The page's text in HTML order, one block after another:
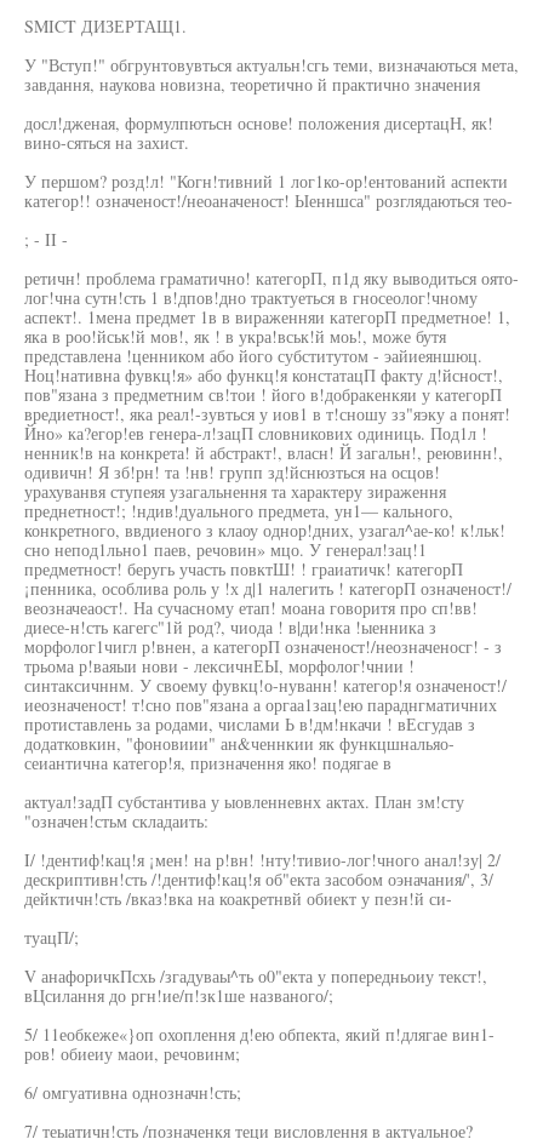
SMICT ДИЗЕРТАЩ1.
У "Вступ!" обгрунтовувться актуальн!сгь теми, визначаються мета,
завдання, наукова новизна, теоретично й практично значения
досл!дженая, формулпютьсн основе! положения дисертацН, як!
вино-сяться на захист.
У першом? розд!л! "Когн!тивний 1 лог1ко-ор!ентований аспекти
категор!! означеност!/неоаначеност! Ыенншса" розглядаються тео-
; - II -
ретичн! проблема граматично! категорП, п1д яку выводиться оято-
лог!чна сутн!сть 1 в!дпов!дно трактуеться в гносеолог!чному
аспект!. 1мена предмет 1в в вираженняи категорП предметное! 1,
яка в роо!йськ!й мов!, як ! в укра!вськ!й моь!, може бутя
представлена !ценником або його субститутом - эайиеяншюц.
Ноц!нативна фувкц!я» або функц!я констатацП факту д!йсност!,
пов"язана з предметним св!тои ! його в!добракенкяи у категорП
вредиетност!, яка реал!-зувться у иов1 в т!сношу зз"яэку а понят!
Йно» ка?егор!ев генера-л!зацП словникових одиниць. Под1л !
ненник!в на конкрета! й абстракт!, власн! Й загальн!, реювинн!,
одивичн! Я зб!рн! та !нв! групп зд!йснюзться на осцов!
урахуванвя ступеяя узагальнення та характеру зираження
преднетност!; !ндив!дуального предмета, ун1— кального,
конкретного, ввдиеного з клаоу однор!дних, узагал^ае-ко! к!льк!
сно непод1льно1 паев, речовин» мцо. У генерал!зац!1
предметност! беругь участь повктШ! ! граиатичк! категорП
¡пенника, особлива роль у !х д|1 налегить ! категорП означеност!/
веозначеаост!. На сучасному етап! моана говоритя про сп!вв!
диесе-н!сть кагегс"1й род?, чиода ! в|ди!нка !ыенника з
морфолог1чигл р!внен, а категорП означеност!/неозначеносг! - з
трьома р!ваяыи нови - лексичнЕЫ, морфолог!чнии !
синтаксичннм. У своему фувкц!о-нуванн! категор!я означеност!/
иеозначеност! т!сно пов"язана а оргаа1зац!ею параднгматичних
протиставлень за родами, числами Ь в!дм!нкачи ! вЕсгудав з
додатковкин, "фоновиии" ан&ченнкии як функцшнальяо-
сеиантична категор!я, призначення яко! подягае в
актуал!задП субстантива у ыовленневнх актах. План зм!сту
"означен!стьм складаить:
I/ !дентиф!кац!я ¡мен! на р!вн! !нту!тивио-лог!чного анал!зу| 2/
дескриптивн!сть /!дентиф!кац!я об"екта засобом оэначания/', 3/
дейктичн!сть /вказ!вка на коакретнвй обиект у пезн!й си-
туацП/;
V анафоричкПсхь /згадуваы^ть о0"екта у попередньоиу текст!,
вЦсилання до ргн!ие/п!зк1ше названого/;
5/ 11еобкеже«}оп охоплення д!ею обпекта, який п!длягае вин1-
ров! обиеиу маои, речовинм;
6/ омгуативна однозначн!сть;
7/ теыатичн!сть /позначенкя теци висловлення в актуальное?